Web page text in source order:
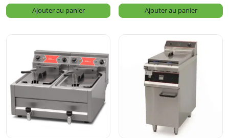
Ajouter au panier
Ajouter au panier